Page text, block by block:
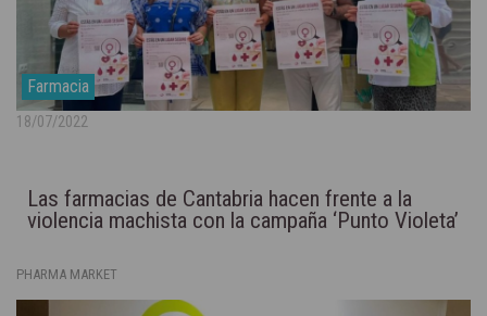
Farmacia
18/07/2022
Las farmacias de Cantabria hacen frente a la
violencia machista con la campaña ‘Punto Violeta’
PHARMA MARKET